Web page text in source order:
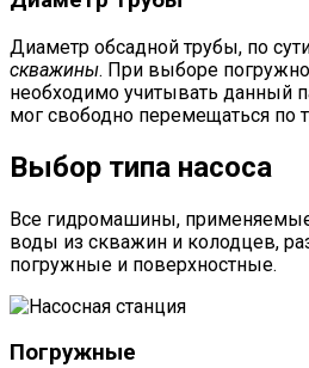
Диаметр обсадной трубы, по
скважины. При выборе
необходимо учитывать данный
мог свободно перемещаться по
Выбор типа насоса
Все гидромашины,
воды из скважин и колодцев,
погружные и поверхностные.
Погружные